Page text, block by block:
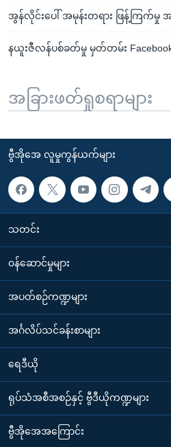
အွန်လိုင်းပေါ် အမုန်းတရား ဖြန့်ကြက်မှု
နယူးဇီလန်ပစ်ခတ်မှု မှတ်တမ်း
အခြားဖတ်ရှုစရာများ
ဗွီအိုအေ လူမှုကွန်ယက်များ
သတင်း
၀န်ဆောင်မှုများ
အပတ်စဉ်ကဏ္ဍများ
အင်္ဂလိပ်သင်ခန်းစာများ
ရေဒီယို
ရုပ်သံအစီအစဉ်နှင့် ဗွီဒီယိုကဏ္ဍများ
ဗွီအိုအေအကြောင်း